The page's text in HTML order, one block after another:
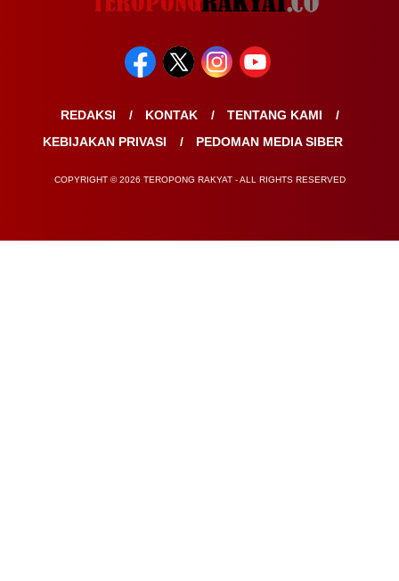
REDAKSI KONTAK
TENTANG KAMI
KEBIJAKAN PRIVASI
PEDOMAN MEDIA SIBER
COPYRIGHT © 2026 TEROPONG RAKYAT - ALL RIGHTS RESERVED